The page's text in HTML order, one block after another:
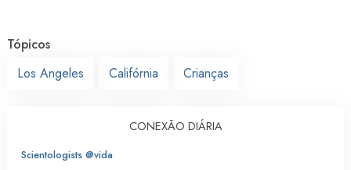
Tópicos
Los Angeles
Califórnia Crianças
CONEXÃO DIÁRIA
Scientologists @vida